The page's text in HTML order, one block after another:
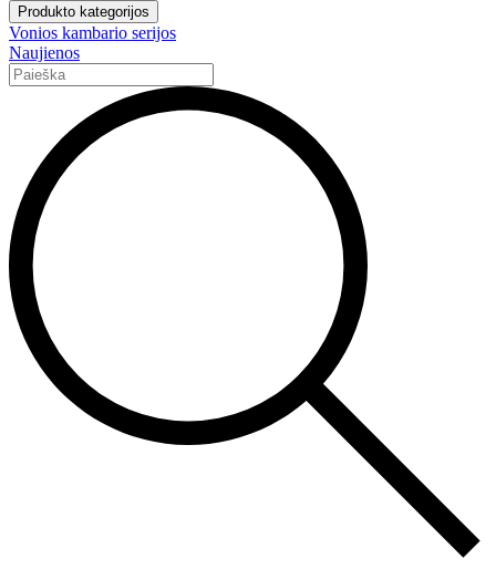
Produkto kategorijos
Vonios kambario serijos
Naujienos